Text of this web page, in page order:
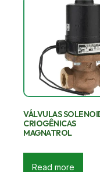
VÁLVULAS
CRIOGÊNICAS
MAGNATROL
Read more